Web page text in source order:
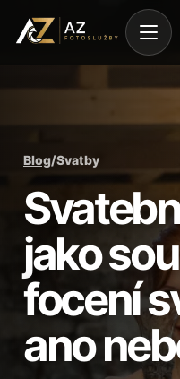
Blog/Svatby
jako
focení
ano